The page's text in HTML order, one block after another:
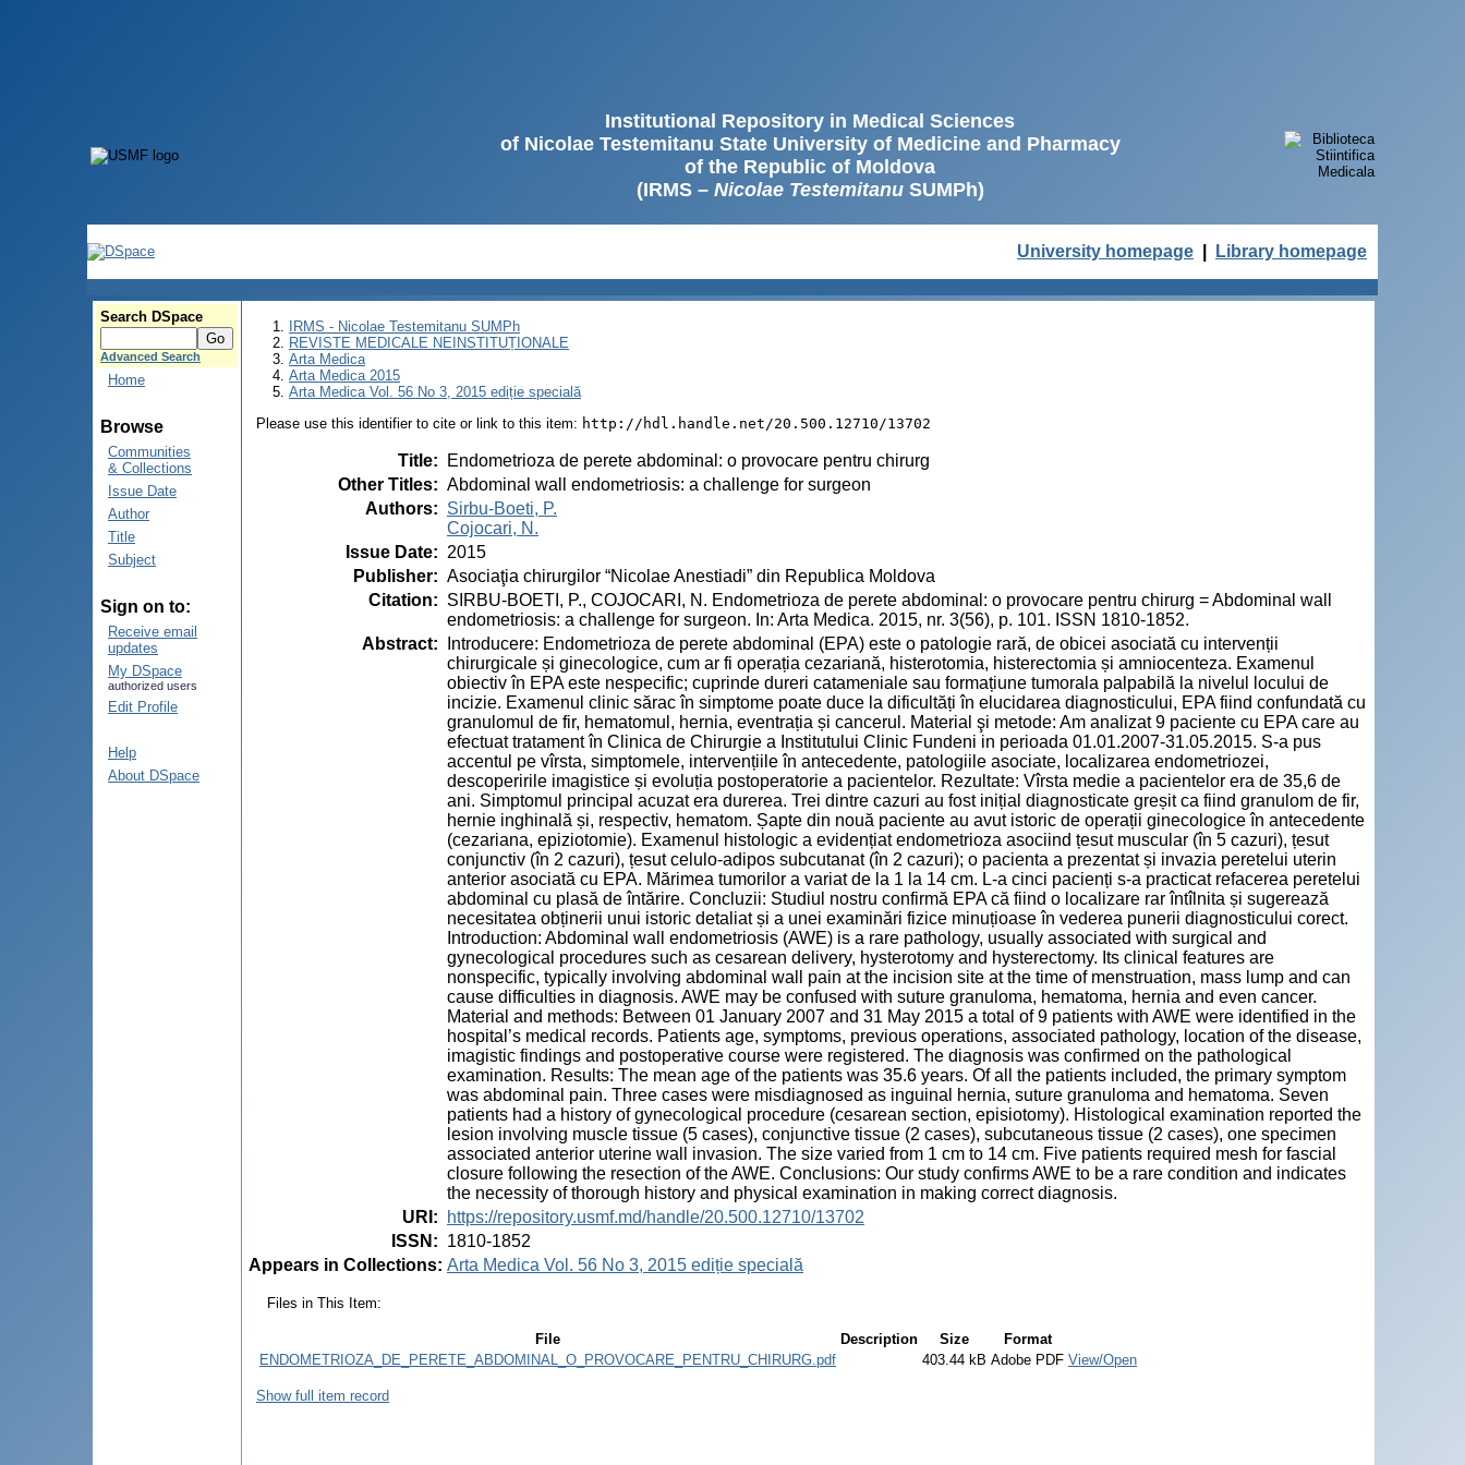
Institutional Repository in Medical Sciences
of Nicolae Testemitanu State University of Medicine and Pharmacy
of the Republic of Moldova
(IRMS – Nicolae TestemitanuSUMPh)
University homepage Library homepage
Search DSpace
Advanced Search
Home
Browse
Communities
& Collections
Issue Date
Author
Title
Subject
Sign on to:
Receive email
updates
My DSpace
authorized users
Edit Profile
Help
About DSpace
IRMS - Nicolae Testemitanu SUMPh
REVISTE MEDICALE NEINSTITUȚIONALE
Arta Medica
Arta Medica 2015
Arta Medica Vol. 56 No 3, 2015 ediție specială
Please use this identifier to cite or link to this item: http://hdl.handle.net/20.500.12710/13702
Title:
Endometrioza de perete abdominal: o provocare pentru chirurg
Other Titles: Abdominal wall endometriosis: a challenge for surgeon
Authors: Sirbu-Boeti, P.
Cojocari, N.
Issue Date: 2015
Publisher: Asociaţia chirurgilor “Nicolae Anestiadi” din Republica Moldova
Citation: SIRBU-BOETI, P., COJOCARI, N. Endometrioza de perete abdominal: o provocare pentru chirurg = Abdominal wall
endometriosis: a challenge for surgeon. In: Arta Medica. 2015, nr. 3(56), p. 101. ISSN 1810-1852.
Abstract:
Introducere: Endometrioza de perete abdominal (EPA) este o patologie rară, de obicei asociată cu intervenții
chirurgicale și ginecologice, cum ar fi operația cezariană, histerotomia, histerectomia și amniocenteza. Examenul
obiectiv în EPA este nespecific; cuprinde dureri catameniale sau formațiune tumorala palpabilă la nivelul locului de
incizie. Examenul clinic sărac în simptome poate duce la dificultăți în elucidarea diagnosticului, EPA fiind confundată cu
granulomul de fir, hematomul, hernia, eventrația și cancerul. Material şi metode: Am analizat 9 paciente cu EPA care au
efectuat tratament în Clinica de Chirurgie a Institutului Clinic Fundeni in perioada 01.01.2007-31.05.2015. S-a pus
accentul pe vîrsta, simptomele, intervențiile în antecedente, patologiile asociate, localizarea endometriozei,
descoperirile imagistice și evoluția postoperatorie a pacientelor. Rezultate: Vîrsta medie a pacientelor era de 35,6 de
ani. Simptomul principal acuzat era durerea. Trei dintre cazuri au fost inițial diagnosticate greșit ca fiind granulom de fir,
hernie inghinală și, respectiv, hematom. Șapte din nouă paciente au avut istoric de operații ginecologice în antecedente
(cezariana, epiziotomie). Examenul histologic a evidențiat endometrioza asociind țesut muscular (în 5 cazuri), țesut
conjunctiv (în 2 cazuri), țesut celulo-adipos subcutanat (în 2 cazuri); o pacienta a prezentat și invazia peretelui uterin
anterior asociată cu EPA. Mărimea tumorilor a variat de la 1 la 14 cm. L-a cinci pacienți s-a practicat refacerea peretelui
abdominal cu plasă de întărire. Concluzii: Studiul nostru confirmă EPA că fiind o localizare rar întîlnita și sugerează
necesitatea obținerii unui istoric detaliat și a unei examinări fizice minuțioase în vederea punerii diagnosticului corect.
Introduction: Abdominal wall endometriosis (AWE) is a rare pathology, usually associated with surgical and
gynecological procedures such as cesarean delivery, hysterotomy and hysterectomy. Its clinical features are
nonspecific, typically involving abdominal wall pain at the incision site at the time of menstruation, mass lump and can
cause difficulties in diagnosis. AWE may be confused with suture granuloma, hematoma, hernia and even cancer.
Material and methods: Between 01 January 2007 and 31 May 2015 a total of 9 patients with AWE were identified in the
hospital’s medical records. Patients age, symptoms, previous operations, associated pathology, location of the disease,
imagistic findings and postoperative course were registered. The diagnosis was confirmed on the pathological
examination. Results: The mean age of the patients was 35.6 years. Of all the patients included, the primary symptom
was abdominal pain. Three cases were misdiagnosed as inguinal hernia, suture granuloma and hematoma. Seven
patients had a history of gynecological procedure (cesarean section, episiotomy). Histological examination reported the
lesion involving muscle tissue (5 cases), conjunctive tissue (2 cases), subcutaneous tissue (2 cases), one specimen
associated anterior uterine wall invasion. The size varied from 1 cm to 14 cm. Five patients required mesh for fascial
closure following the resection of the AWE. Conclusions: Our study confirms AWE to be a rare condition and indicates
the necessity of thorough history and physical examination in making correct diagnosis.
URI :
https://repository.usmf.md/handle/20.500.12710/13702
ISSN : 1810-1852
Appears in Collections: Arta Medica Vol. 56 No 3, 2015 ediție specială
Files in This Item:
File Description Size
Format
ENDOMETRIOZA_DE_PERETE_ABDOMINAL_O_PROVOCARE_PENTRU_CHIRURG.pdf
403.44 kB Adobe PDF View/Open
Show full item record